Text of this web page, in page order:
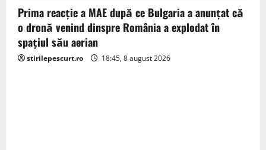
Prima reacție a MAE după ce Bulgaria a anunţat că
o dronă venind dinspre România a explodat în
spaţiul său aerian
stirilepescurt.ro 18:45, 8 august 2026